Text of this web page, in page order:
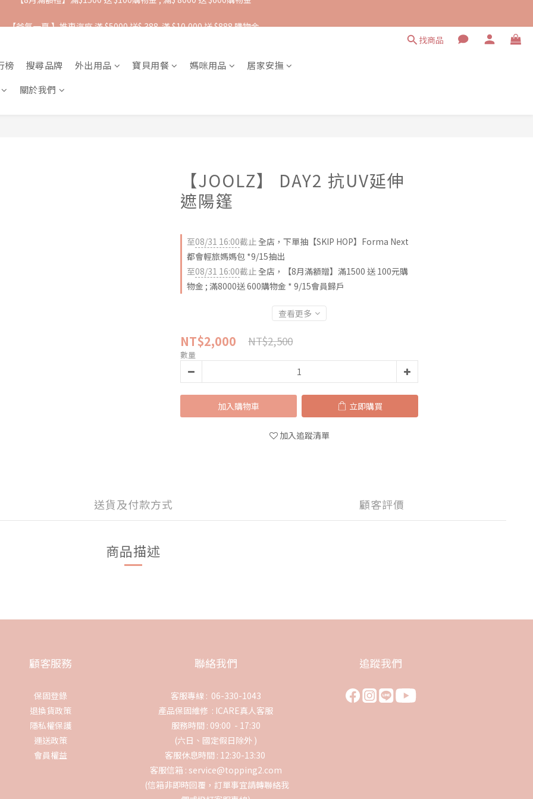
找商品
榜 搜尋品牌 外出用品 寶貝用餐 媽咪用品
居家安撫
關於我們
【JOOLZ】 DAY2 抗UV延伸
遮陽篷
至08/31 16:00截止 全店，下單抽【SKIP HOP】Forma Next
都會輕旅媽媽包 *9/15抽出
至08/31 16:00截止 全店，【8月滿額贈】滿1500 送 100元購
物金 ; 滿8000送 600購物金 * 9/15會員歸戶
查看更多
NT$2,000 NT$2,500
數量
加入購物車 立即購買
加入追蹤清單
送貨及付款方式 顧客評價
商品描述
顧客服務
保固登錄
退換貨政策
隱私權保護
運送政策
會員權益
聯絡我們
客服專線 : 06-330-1043
產品保固維修 : ICARE真人客服
服務時間 : 09:00 - 17:30
(六日、國定假日除外 )
客服休息時間 : 12:30-13:30
客服信箱 : service@topping2.com
(信箱非即時回覆，訂單事宜請轉聯絡我
追蹤我們